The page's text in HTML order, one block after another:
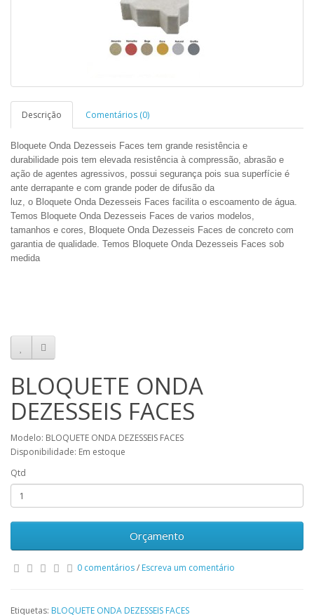
Descrição Comentários (0)
Bloquete Onda Dezesseis Faces tem grande resistência e
durabilidade pois tem elevada resistência à compressão, abrasão e
ação de agentes agressivos, possui segurança pois sua superfície é
ante derrapante e com grande poder de difusão da
luz, o Bloquete Onda Dezesseis Faces facilita o escoamento de água.
Temos Bloquete Onda Dezesseis Faces de varios modelos,
tamanhos e cores, Bloquete Onda Dezesseis Faces de concreto com
garantia de qualidade. Temos Bloquete Onda Dezesseis Faces sob
medida
BLOQUETE ONDA
DEZESSEIS FACES
Modelo: BLOQUETE ONDA DEZESSEIS FACES
Disponibilidade: Em estoque
Qtd
Orçamento
0 comentários/ Escreva um comentário
Etiquetas: BLOQUETE ONDA DEZESSEIS FACES